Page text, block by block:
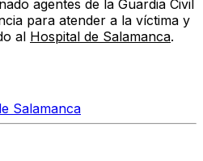
agentes de la Guardia Civil
para atender a la víctima y
al Hospital de Salamanca.
Salamanca